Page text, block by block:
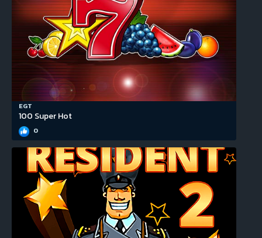
EGT
100 Super Hot
0